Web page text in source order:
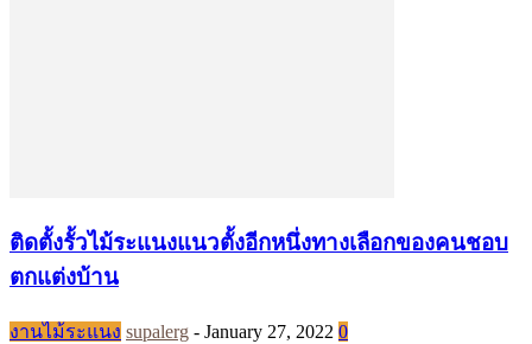
ติดตั้งรั้วไม้ระแนงแนวตั้งอีกหนึ่งทางเลือกของคนชอบ
ตกแต่งบ้าน
งานไม้ระแนง supalerg - January 27, 2022 0